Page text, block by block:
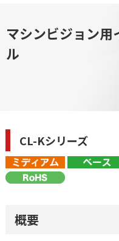
マシンビジョン用
ル
CL-Kシリーズ
概要